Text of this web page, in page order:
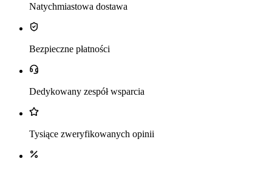
Natychmiastowa dostawa
Bezpieczne płatności
Dedykowany zespół wsparcia
Tysiące zweryfikowanych opinii